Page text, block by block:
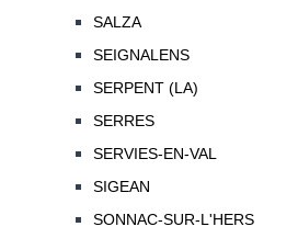
SALZA
SEIGNALENS
SERPENT (LA)
SERRES
SERVIES-EN-VAL
SIGEAN
SONNAC-SUR-L'HERS